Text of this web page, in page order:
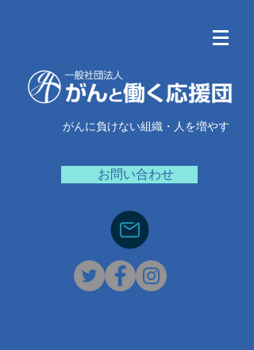
がんに負けない組織・人を増やす
お問い合わせ